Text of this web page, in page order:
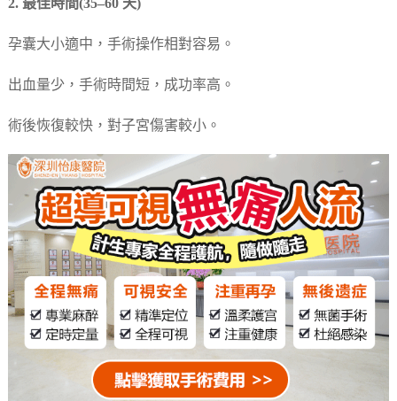
2. 最佳時間(35–60 天)
孕囊大小適中，手術操作相對容易。
出血量少，手術時間短，成功率高。
術後恢復較快，對子宮傷害較小。